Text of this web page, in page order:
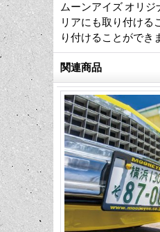
ムーンアイズ オリ
リアにも取り付ける
り付けることができ
関連商品